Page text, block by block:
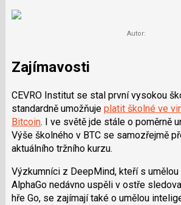
Autor:
Zajímavosti
CEVRO Institut se stal první vysokou
standardně umožňuje platit školné ve
Bitcoin. I ve světě jde stále o poměrně
Výše školného v BTC se samozřejmě
aktuálního tržního kurzu.
Výzkumníci z DeepMind, kteří s
AlphaGo nedávno uspěli v ostře
hře Go, se zajímají také o umělou